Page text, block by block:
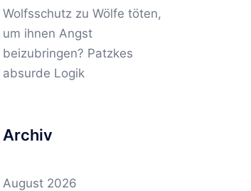
Wolfsschutzzu Wölfe töten,
um ihnen Angst
beizubringen? Patzkes
absurde Logik
Archiv
August 2026